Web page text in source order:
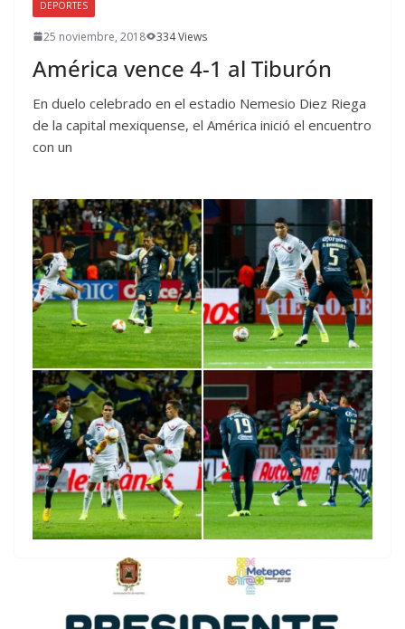
DEPORTES
25 noviembre, 2018 334 Views
América vence 4-1 al Tiburón
En duelo celebrado en el estadio Nemesio Diez Riega
de la capital mexiquense, el América inició el encuentro
con un